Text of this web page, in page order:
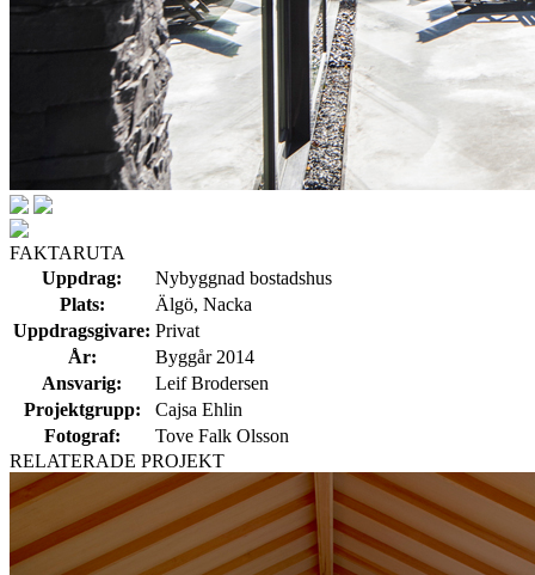
FAKTARUTA
Uppdrag:
Nybyggnad bostadshus
Plats:
Älgö, Nacka
Uppdragsgivare: Privat
År:
Byggår 2014
Ansvarig:
Leif Brodersen
Projektgrupp:
Cajsa Ehlin
Fotograf:
Tove Falk Olsson
RELATERADE PROJEKT